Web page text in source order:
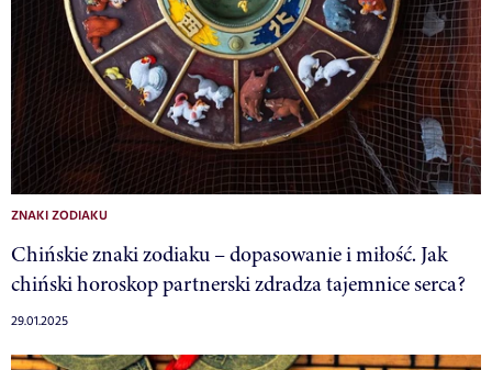
ZNAKI ZODIAKU
Chińskie znaki zodiaku – dopasowanie i miłość. Jak
chiński horoskop partnerski zdradza tajemnice serca?
29.01.2025